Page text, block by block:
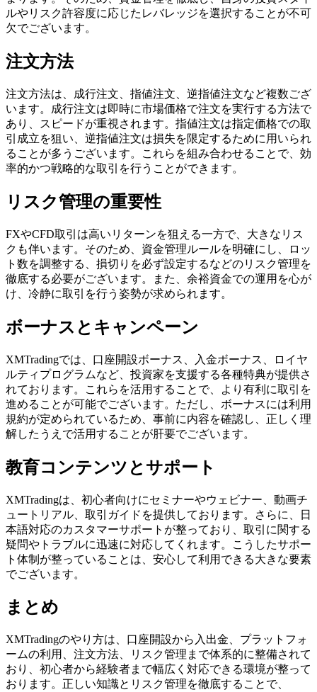
ルやリスク許容度に応じたレバレッジを選択することが不可
欠でございます。
注文方法
注文方法は、成行注文、指値注文、逆指値注文など複数ござ
います。成行注文は即時に市場価格で注文を実行する方法で
あり、スピードが重視されます。指値注文は指定価格での取
引成立を狙い、逆指値注文は損失を限定するために用いられ
ることが多うございます。これらを組み合わせることで、効
率的かつ戦略的な取引を行うことができます。
リスク管理の重要性
FXやCFD取引は高いリターンを狙える一方で、大きなリス
クも伴います。そのため、資金管理ルールを明確にし、ロッ
ト数を調整する、損切りを必ず設定するなどのリスク管理を
徹底する必要がございます。また、余裕資金での運用を心が
け、冷静に取引を行う姿勢が求められます。
ボーナスとキャンペーン
XMTradingでは、口座開設ボーナス、入金ボーナス、ロイヤ
ルティプログラムなど、投資家を支援する各種特典が提供さ
れております。これらを活用することで、より有利に取引を
進めることが可能でございます。ただし、ボーナスには利用
規約が定められているため、事前に内容を確認し、正しく理
解したうえで活用することが肝要でございます。
教育コンテンツとサポート
XMTradingは、初心者向けにセミナーやウェビナー、動画チ
ュートリアル、取引ガイドを提供しております。さらに、日
本語対応のカスタマーサポートが整っており、取引に関する
疑問やトラブルに迅速に対応してくれます。こうしたサポー
ト体制が整っていることは、安心して利用できる大きな要素
でございます。
まとめ
XMTradingのやり方は、口座開設から入出金、プラットフォ
ームの利用、注文方法、リスク管理まで体系的に整備されて
おり、初心者から経験者まで幅広く対応できる環境が整って
おります。正しい知識とリスク管理を徹底することで、